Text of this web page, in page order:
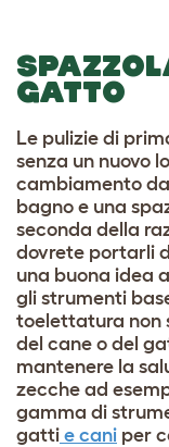
GATTO
Le pulizie di
senza un nuovo
cambiamento
bagno e una
seconda della
dovrete portarli
una buona idea
gli strumenti
toelettatura non
del cane o del
mantenere la
zecche ad
gamma di
gatti e cani per